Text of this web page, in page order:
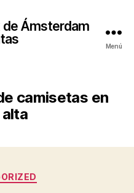
Ámsterdam
Menú
camisetas en